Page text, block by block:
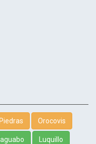
Orocovis
Luquillo